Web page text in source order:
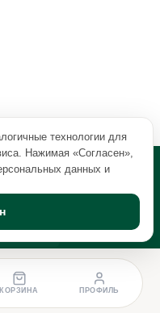
КОРЗИНА ПРОФИЛЬ
технологии для
Нажимая «Согласен»,
данных и